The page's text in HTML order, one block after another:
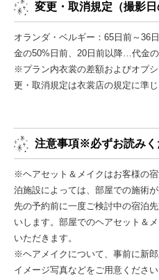
変更・取消規定（撮影日
オランダ・ベルギー：65日前～
金の50%日前、20日前以降…代金の
※プラン内衣裳の差額およびオプ
更・取消規定は衣裳店の規定に準じ
注意事項※必ずお読みく
※ヘアセット＆メイクはお客様の
泊施設によっては、部屋での施術
先の予約前に一度ご検討中の宿泊
いします。部屋でのヘアセット＆
いただきます。
※ヘアメイクについて、事前に新
イメージ写真などをご用意ください